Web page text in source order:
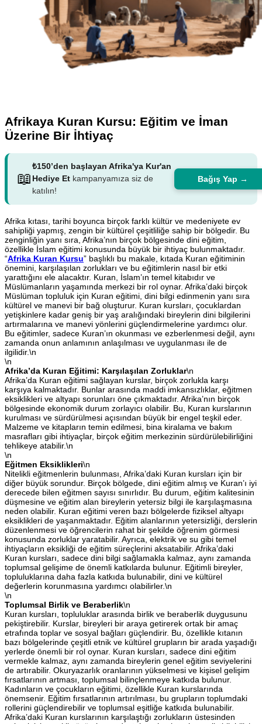
Afrikaya Kuran Kursu: Eğitim ve İman
Üzerine Bir İhtiyaç
📖
₺150’den başlayan Afrika'ya Kur'an
Hediye Et kampanyamıza siz de
katılın!
Bağış Yap →
Afrika kıtası, tarihi boyunca birçok farklı kültür ve medeniyete ev
sahipliği yapmış, zengin bir kültürel çeşitliliğe sahip bir bölgedir. Bu
zenginliğin yanı sıra, Afrika’nın birçok bölgesinde dini eğitim,
özellikle İslam eğitimi konusunda büyük bir ihtiyaç bulunmaktadır.
“Afrika Kuran Kursu” başlıklı bu makale, kıtada Kuran eğitiminin
önemini, karşılaşılan zorlukları ve bu eğitimlerin nasıl bir etki
yarattığını ele alacaktır. Kuran, İslam’ın temel kitabıdır ve
Müslümanların yaşamında merkezi bir rol oynar. Afrika’daki birçok
Müslüman topluluk için Kuran eğitimi, dini bilgi edinmenin yanı sıra
kültürel ve manevi bir bağ oluşturur. Kuran kursları, çocuklardan
yetişkinlere kadar geniş bir yaş aralığındaki bireylerin dini bilgilerini
artırmalarına ve manevi yönlerini güçlendirmelerine yardımcı olur.
Bu eğitimler, sadece Kuran’ın okunması ve ezberlenmesi değil, aynı
zamanda onun anlamının anlaşılması ve uygulanması ile de
ilgilidir.\n
\n
Afrika’da Kuran Eğitimi: Karşılaşılan Zorluklar\n
Afrika’da Kuran eğitimi sağlayan kurslar, birçok zorlukla karşı
karşıya kalmaktadır. Bunlar arasında maddi imkansızlıklar, eğitmen
eksiklikleri ve altyapı sorunları öne çıkmaktadır. Afrika’nın birçok
bölgesinde ekonomik durum zorlayıcı olabilir. Bu, Kuran kurslarının
kurulması ve sürdürülmesi açısından büyük bir engel teşkil eder.
Malzeme ve kitapların temin edilmesi, bina kiralama ve bakım
masrafları gibi ihtiyaçlar, birçok eğitim merkezinin sürdürülebilirliğini
tehlikeye atabilir.\n
\n
Eğitmen Eksiklikleri\n
Nitelikli eğitmenlerin bulunması, Afrika’daki Kuran kursları için bir
diğer büyük sorundur. Birçok bölgede, dini eğitim almış ve Kuran’ı iyi
derecede bilen eğitmen sayısı sınırlıdır. Bu durum, eğitim kalitesinin
düşmesine ve eğitim alan bireylerin yetersiz bilgi ile karşılaşmasına
neden olabilir. Kuran eğitimi veren bazı bölgelerde fiziksel altyapı
eksiklikleri de yaşanmaktadır. Eğitim alanlarının yetersizliği, derslerin
düzenlenmesi ve öğrencilerin rahat bir şekilde öğrenim görmesi
konusunda zorluklar yaratabilir. Ayrıca, elektrik ve su gibi temel
ihtiyaçların eksikliği de eğitim süreçlerini aksatabilir. Afrika’daki
Kuran kursları, sadece dini bilgi sağlamakla kalmaz, aynı zamanda
toplumsal gelişime de önemli katkılarda bulunur. Eğitimli bireyler,
topluluklarına daha fazla katkıda bulunabilir, dini ve kültürel
değerlerin korunmasına yardımcı olabilirler.\n
\n
Toplumsal Birlik ve Beraberlik\n
Kuran kursları, topluluklar arasında birlik ve beraberlik duygusunu
pekiştirebilir. Kurslar, bireyleri bir araya getirerek ortak bir amaç
etrafında toplar ve sosyal bağları güçlendirir. Bu, özellikle kıtanın
bazı bölgelerinde çeşitli etnik ve kültürel grupların bir arada yaşadığı
yerlerde önemli bir rol oynar. Kuran kursları, sadece dini eğitim
vermekle kalmaz, aynı zamanda bireylerin genel eğitim seviyelerini
de artırabilir. Okuryazarlık oranlarının yükselmesi ve kişisel gelişim
fırsatlarının artması, toplumsal bilinçlenmeye katkıda bulunur.
Kadınların ve çocukların eğitimi, özellikle Kuran kurslarında
önemsenir. Eğitim fırsatlarının artırılması, bu grupların toplumdaki
rollerini güçlendirebilir ve toplumsal eşitliğe katkıda bulunabilir.
Afrika’daki Kuran kurslarının karşılaştığı zorlukların üstesinden